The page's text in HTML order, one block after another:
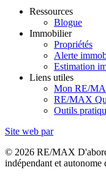
Ressources
Blogue
Immobilier
Propriétés
Alerte
Estimation
Liens utiles
Mon RE/
RE/MAX
Outils
Site web par
© 2026 RE/MAX
indépendant et